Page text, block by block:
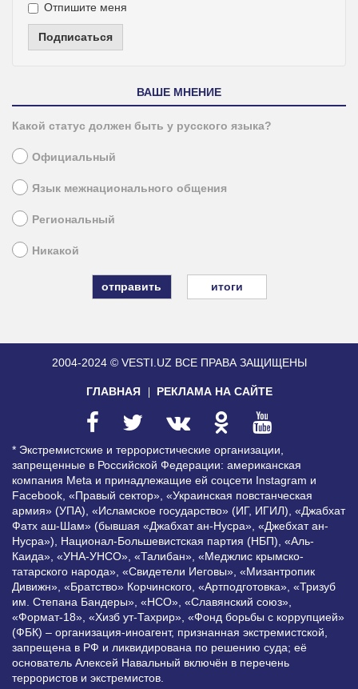
Отпишите меня
Подписаться
ВАШЕ МНЕНИЕ
Какой статус должен быть у русского языка?
Официальный
Язык межнационального общения
Региональный
Никакой
итоги
2004-2024 © VESTI.UZ ВСЕ ПРАВА ЗАЩИЩЕНЫ
ГЛАВНАЯ РЕКЛАМА НА САЙТЕ
* Экстремистские и террористические организации,
запрещенные в Российской Федерации: американская
компания Meta и принадлежащие ей соцсети Instagram и
Facebook, «Правый сектор», «Украинская повстанческая
армия» (УПА), «Исламское государство» (ИГ, ИГИЛ), «Джабхат
Фатх аш-Шам» (бывшая «Джабхат ан-Нусра», «Джебхат ан-
Нусра»), Национал-Большевистская партия (НБП), «Аль-
Каида», «УНА-УНСО», «Талибан», «Меджлис крымско-
татарского народа», «Свидетели Иеговы», «Мизантропик
Дивижн», «Братство» Корчинского, «Артподготовка», «Тризуб
им. Степана Бандеры», «НСО», «Славянский союз»,
«Формат-18», «Хизб ут-Тахрир», «Фонд борьбы с коррупцией»
(ФБК) – организация-иноагент, признанная экстремистской,
запрещена в РФ и ликвидирована по решению суда; её
основатель Алексей Навальный включён в перечень
террористов и экстремистов.